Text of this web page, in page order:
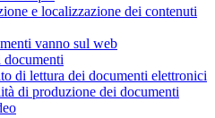
e localizzazione dei contenuti
vanno sul web
di lettura dei documenti elettronici
di produzione dei documenti